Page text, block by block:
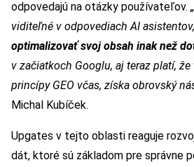
odpovedajú na otázky používateľov.
viditeľné v odpovediach AI
optimalizovať svoj obsah inak než
v začiatkoch Googlu, aj teraz platí,
princípy GEO včas, získa obrovský
Michal Kubíček.
Upgates v tejto oblasti reaguje
dát, ktoré sú základom pre správne